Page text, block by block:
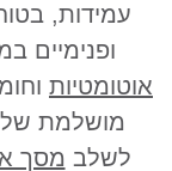
עמידות,
ופנימיים
אוטומטיות
מושלמת של
לשלב מסך